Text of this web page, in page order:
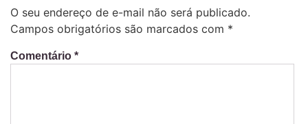
O seu endereço de e-mail não será publicado.
Campos obrigatórios são marcados com *
Comentário *